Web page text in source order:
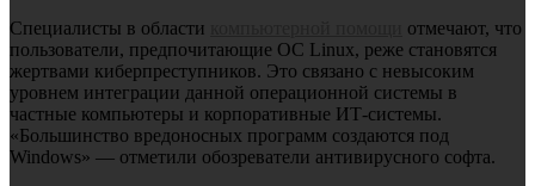
Специалисты в области
отмечают, что
пользователи, предпочитающие ОС Linux, реже становятся
жертвами киберпреступников. Это связано с невысоким
уровнем интеграции данной операционной системы в
частные компьютеры и корпоративные ИТ-системы.
«Большинство вредоносных программ создаются под
Windows» — отметили обозреватели антивирусного софта.